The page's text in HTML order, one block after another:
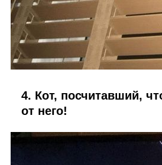
4. Кот, посчитавший,
от него!